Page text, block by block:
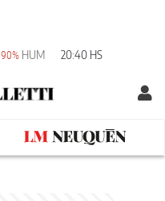
90% HUM 20:40 HS